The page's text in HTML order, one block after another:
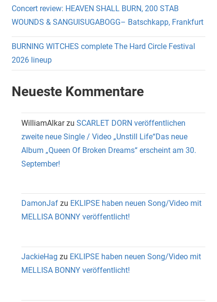
Concert review: HEAVEN SHALL BURN, 200 STAB
WOUNDS & SANGUISUGABOGG– Batschkapp, Frankfurt
BURNING WITCHES complete The Hard Circle Festival
2026 lineup
Neueste Kommentare
WilliamAlkarzu SCARLET DORN veröffentlichen
zweite neue Single / Video „Unstill Life“Das neue
Album „Queen Of Broken Dreams“ erscheint am 30.
September!
DamonJaf zu EKLIPSE haben neuen Song/Video mit
MELLISA BONNY veröffentlicht!
JackieHag zu EKLIPSE haben neuen Song/Video mit
MELLISA BONNY veröffentlicht!